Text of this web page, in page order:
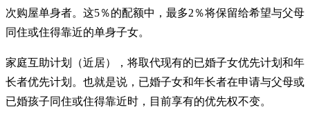
次购屋单身者。这5％的配额中，最多2％将保留给希望与父母
同住或住得靠近的单身子女。
家庭互助计划（近居），将取代现有的已婚子女优先计划和年
长者优先计划。也就是说，已婚子女和年长者在申请与父母或
已婚孩子同住或住得靠近时，目前享有的优先权不变。